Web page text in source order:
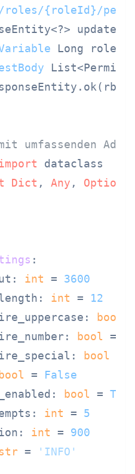
roles/{roleId}/
Long
umfassenden
Dict , Any ,
:
int = 3600
int = 12
bool
bool =
bool
bool = False
bool =
int = 5
int = 900
str = 'INFO'